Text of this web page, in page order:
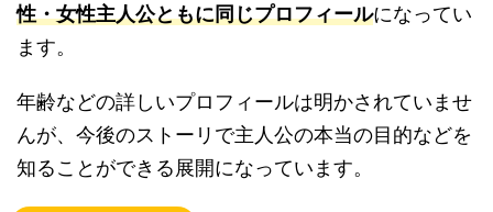
性・女性主人公ともに同じプロフィールになってい
ます。
年齢などの詳しいプロフィールは明かされていませ
んが、今後のストーリで主人公の本当の目的などを
知ることができる展開になっています。